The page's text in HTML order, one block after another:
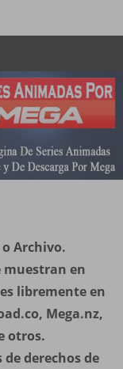
o Archivo.
muestran en
libremente en
Mega.nz,
otros.
derechos de